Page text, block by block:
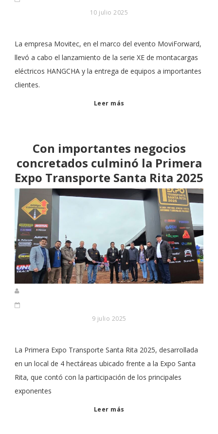
10 julio 2025
La empresa Movitec, en el marco del evento MoviForward,
llevó a cabo el lanzamiento de la serie XE de montacargas
eléctricos HANGCHA y la entrega de equipos a importantes
clientes.
Leer más
Con importantes negocios
concretados culminó la Primera
Expo Transporte Santa Rita 2025
9 julio 2025
La Primera Expo Transporte Santa Rita 2025, desarrollada
en un local de 4 hectáreas ubicado frente a la Expo Santa
Rita, que contó con la participación de los principales
exponentes
Leer más